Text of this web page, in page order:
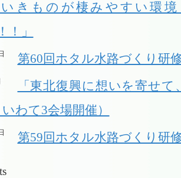
きものが棲みやすい環
！」
第60回ホタル水路づくり研
「東北復興に想いを寄せ
いわて3会場開催）
第59回ホタル水路づくり研